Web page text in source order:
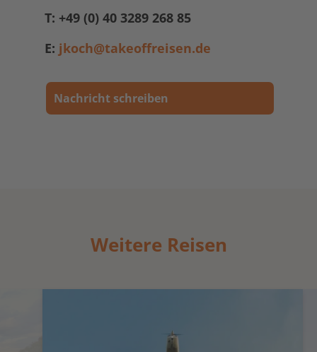
T: +49 (0) 40 3289 268 85
E: jkoch@takeoffreisen.de
Nachricht schreiben
Weitere Reisen